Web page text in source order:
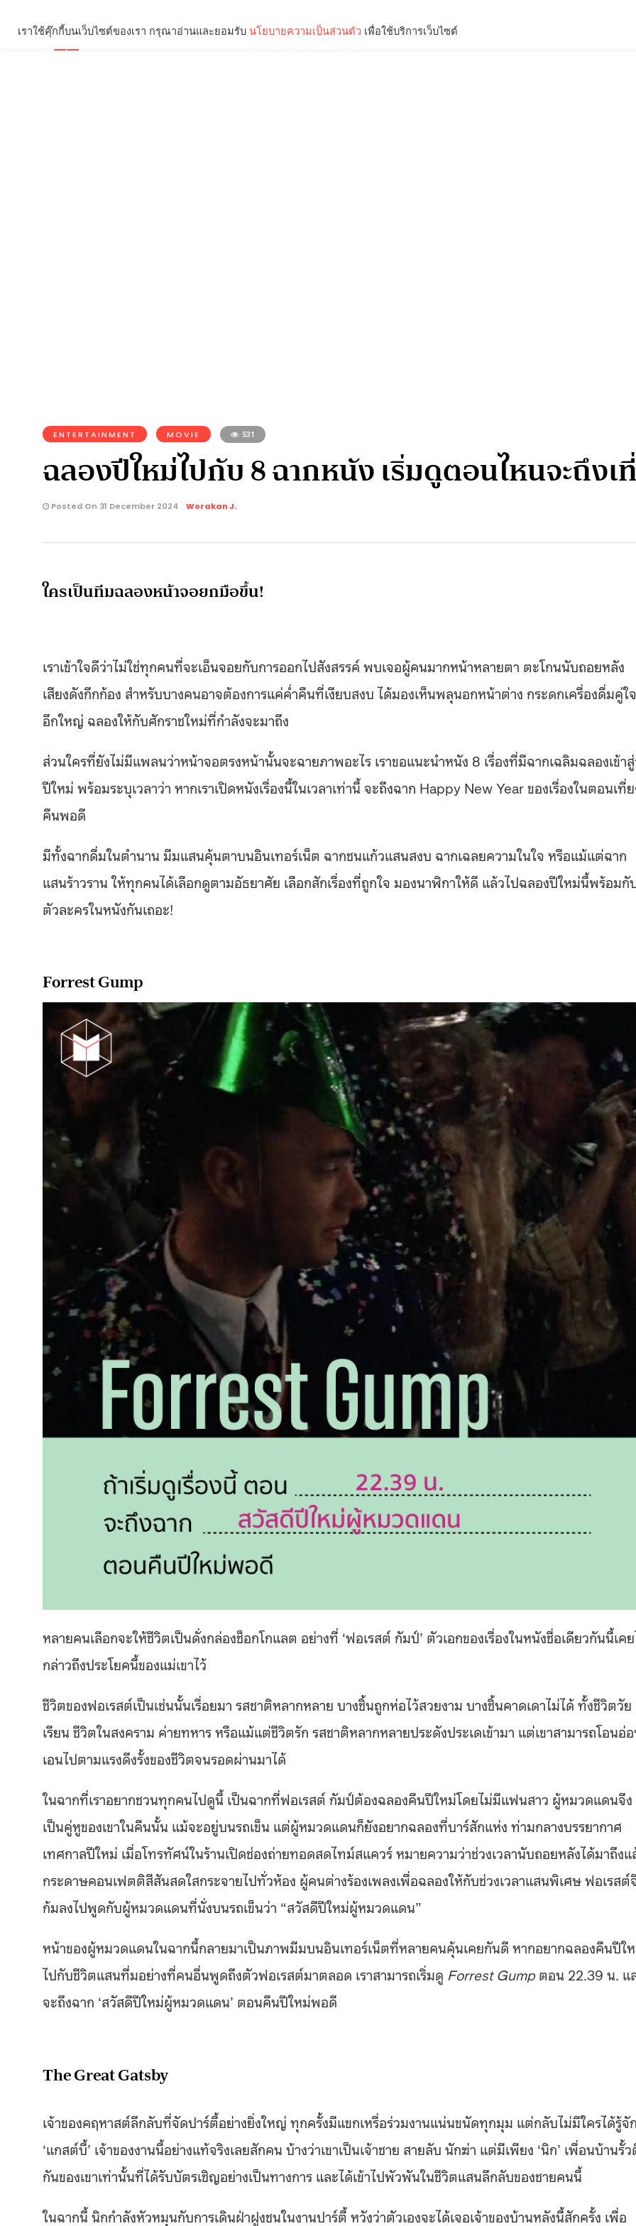
ENTERTAINMENT MOVIE 531
ฉลองปีใหม่ไปกับ 8 ฉากหนัง เริ่มดูตอนไหนจะถึง
Posted On 31 December 2024 Worakan J.
ใครเป็นทีมฉลองหน้าจอยกมือขึ้น!
เราเข้าใจดีว่าไม่ใช่ทุกคนที่จะเอ็นจอยกับการออกไปสังสรรค์ พบเจอผู้คนมากหน้าหลายตา ตะโกนนับถอยหลัง
เสียงดังกึกก้อง สำหรับบางคนอาจต้องการแค่ค่ำคืนที่เงียบสงบ ได้มองเห็นพลุนอกหน้าต่าง กระดกเครื่องดื่มคู่ใจ
อึกใหญ่ ฉลองให้กับศักราชใหม่ที่กำลังจะมาถึง
ส่วนใครที่ยังไม่มีแพลนว่าหน้าจอตรงหน้านั้นจะฉายภาพอะไร เราขอแนะนำหนัง 8 เรื่องที่มีฉากเฉลิมฉลองเข้า
ปีใหม่ พร้อมระบุเวลาว่า หากเราเปิดหนังเรื่องนี้ในเวลาเท่านี้ จะถึงฉาก Happy New Year ของเรื่องในตอนเที่
คืนพอดี
มีทั้งฉากดื่มในตำนาน มีมแสนคุ้นตาบนอินเทอร์เน็ต ฉากชนแก้วแสนสงบ ฉากเฉลยความในใจ หรือแม้แต่ฉาก
แสนร้าวราน ให้ทุกคนได้เลือกดูตามอัธยาศัย เลือกสักเรื่องที่ถูกใจ มองนาฬิกาให้ดี แล้วไปฉลองปีใหม่นี้พร้อมกั
ตัวละครในหนังกันเถอะ!
Forrest Gump
หลายคนเลือกจะให้ชีวิตเป็นดั่งกล่องช็อกโกแลต อย่างที่ ‘ฟอเรสต์ กัมป์’ ตัวเอกของเรื่องในหนังชื่อเดียวกันนี้เค
กล่าวถึงประโยคนี้ของแม่เขาไว้
ชีวิตของฟอเรสต์เป็นเช่นนั้นเรื่อยมา รสชาติหลากหลาย บางชิ้นถูกห่อไว้สวยงาม บางชิ้นคาดเดาไม่ได้ ทั้งชีวิตวัย
เรียน ชีวิตในสงคราม ค่ายทหาร หรือแม้แต่ชีวิตรัก รสชาติหลากหลายประดังประเดเข้ามา แต่เขาสามารถโอนอ่
เอนไปตามแรงดึงรั้งของชีวิตจนรอดผ่านมาได้
ในฉากที่เราอยากชวนทุกคนไปดูนี้ เป็นฉากที่ฟอเรสต์ กัมป์ต้องฉลองคืนปีใหม่โดยไม่มีแฟนสาว ผู้หมวดแดนจึง
เป็นคู่หูของเขาในคืนนั้น แม้จะอยู่บนรถเข็น แต่ผู้หมวดแดนก็ยังอยากฉลองที่บาร์สักแห่ง ท่ามกลางบรรยากาศ
เทศกาลปีใหม่ เมื่อโทรทัศน์ในร้านเปิดช่องถ่ายทอดสดไทม์สแควร์ หมายความว่าช่วงเวลานับถอยหลังได้มาถึงแ
กระดาษคอนเฟตติสีสันสดใสกระจายไปทั่วห้อง ผู้คนต่างร้องเพลงเพื่อฉลองให้กับช่วงเวลาแสนพิเศษ ฟอเรสต์
ก้มลงไปพูดกับผู้หมวดแดนที่นั่งบนรถเข็นว่า “สวัสดีปีใหม่ผู้หมวดแดน”
หน้าของผู้หมวดแดนในฉากนี้กลายมาเป็นภาพมีมบนอินเทอร์เน็ตที่หลายคนคุ้นเคยกันดี หากอยากฉลองคืนปีใ
ไปกับชีวิตแสนทึ่มอย่างที่คนอื่นพูดถึงตัวฟอเรสต์มาตลอด เราสามารถเริ่มดู Forrest Gumpตอน 22.39 น. แ
จะถึงฉาก ‘สวัสดีปีใหม่ผู้หมวดแดน’ ตอนคืนปีใหม่พอดี
The Great Gatsby
เจ้าของคฤหาสต์ลึกลับที่จัดปาร์ตี้อย่างยิ่งใหญ่ ทุกครั้งมีแขกเหรื่อร่วมงานแน่นขนัดทุกมุม แต่กลับไม่มีใครได้รู้จัก
‘แกสต์บี้’ เจ้าของงานนี้อย่างแท้จริงเลยสักคน บ้างว่าเขาเป็นเจ้าชาย สายลับ นักฆ่า แต่มีเพียง ‘นิก’ เพื่อนบ้านรั้
กันของเขาเท่านั้นที่ได้รับบัตรเชิญอย่างเป็นทางการ และได้เข้าไปพัวพันในชีวิตแสนลึกลับของชายคนนี้
ในฉากนี้ นิกกำลังหัวหมุนกับการเดินฝ่าฝูงชนในงานปาร์ตี้ หวังว่าตัวเองจะได้เจอเจ้าของบ้านหลังนี้สักครั้ง เพื่อ
เราใช้คุ๊กกี้บนเว็บไซต์ของเรา กรุณาอ่านและยอมรับ นโยบายความเป็นส่วนตัว เพื่อใช้บริการเว็บไซต์